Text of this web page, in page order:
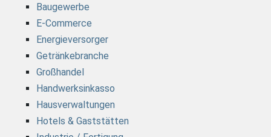
Baugewerbe
E-Commerce
Energieversorger
Getränkebranche
Großhandel
Handwerksinkasso
Hausverwaltungen
Hotels & Gaststätten